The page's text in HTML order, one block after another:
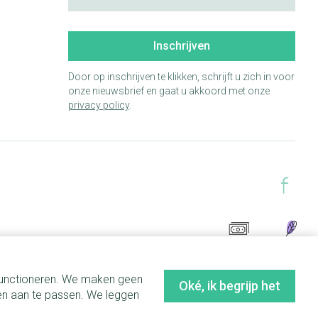
We maken geen
aan te passen. We leggen
Oké, ik begrijp het
Inschrijven
Door op inschrijven te klikken, schrijft u zich in voor
onze nieuwsbrief en gaat u akkoord met onze
privacy policy.